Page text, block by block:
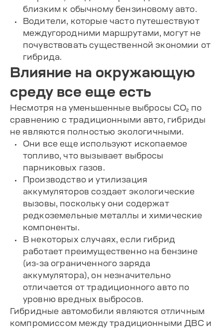
близким к обычному бензиновому авто.
Водители, которые часто путешествуют
междугородними маршрутами, могут не
почувствовать существенной экономии от
гибрида.
Влияние на окружающую
среду все еще есть
Несмотря на уменьшенные выбросы CO₂ по
сравнению с традиционными авто, гибриды
не являются полностью экологичными.
Они все еще используют ископаемое
топливо, что вызывает выбросы
парниковых газов.
Производство и утилизация
аккумуляторов создает экологические
вызовы, поскольку они содержат
редкоземельные металлы и химические
компоненты.
В некоторых случаях, если гибрид
работает преимущественно на бензине
(из-за ограниченного заряда
аккумулятора), он незначительно
отличается от традиционного авто по
уровню вредных выбросов.
Гибридные автомобили являются отличным
компромиссом между традиционными ДВС и